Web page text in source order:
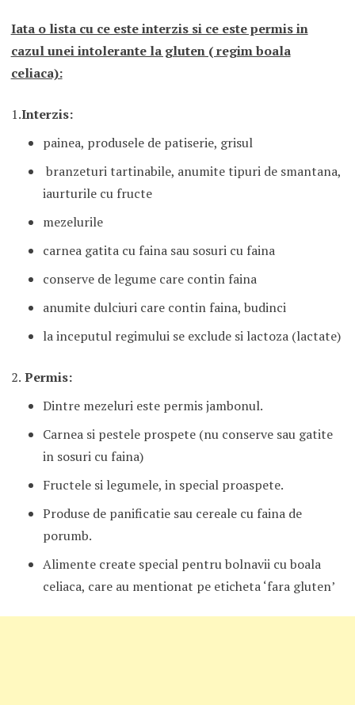
Iata o lista cu ce este interzis si ce este permis in
cazul unei intolerante la gluten ( regim boala
celiaca):
1.Interzis:
painea, produsele de patiserie, grisul
branzeturi tartinabile, anumite tipuri de smantana,
iaurturile cu fructe
mezelurile
carnea gatita cu faina sau sosuri cu faina
conserve de legume care contin faina
anumite dulciuri care contin faina, budinci
la inceputul regimului se exclude si lactoza (lactate)
2. Permis:
Dintre mezeluri este permis jambonul.
Carnea si pestele prospete (nu conserve sau gatite
in sosuri cu faina)
Fructele si legumele, in special proaspete.
Produse de panificatie sau cereale cu faina de
porumb.
Alimente create special pentru bolnavii cu boala
celiaca, care au mentionat pe eticheta ‘fara gluten’